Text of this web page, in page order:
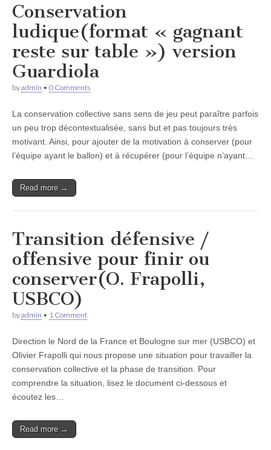
Conservation
ludique(format « gagnant
reste sur table ») version
Guardiola
byadmin • 0 Comments
La conservation collective sans sens de jeu peut paraître parfois
un peu trop décontextualisée, sans but et pas toujours très
motivant. Ainsi, pour ajouter de la motivation à conserver (pour
l’équipe ayant le ballon) et à récupérer (pour l’équipe n’ayant…
Read more →
Transition défensive /
offensive pour finir ou
conserver(O. Frapolli,
USBCO)
byadmin • 1 Comment
Direction le Nord de la France et Boulogne sur mer (USBCO) et
Olivier Frapolli qui nous propose une situation pour travailler la
conservation collective et la phase de transition. Pour
comprendre la situation, lisez le document ci-dessous et
écoutez les…
Read more →